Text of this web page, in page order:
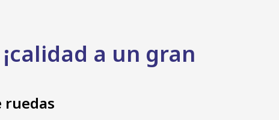
a un gran
ruedas